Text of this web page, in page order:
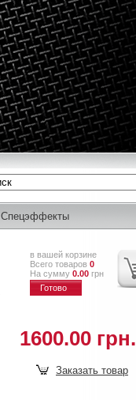
Спецэффекты
в вашей корзине
Всего товаров 0
На сумму 0.00 грн
Готово
1600.00 грн.
Заказать товар